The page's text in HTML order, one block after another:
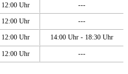
Uhr ---
Uhr ---
Uhr 14:00 Uhr - 18:30 Uhr
Uhr ---